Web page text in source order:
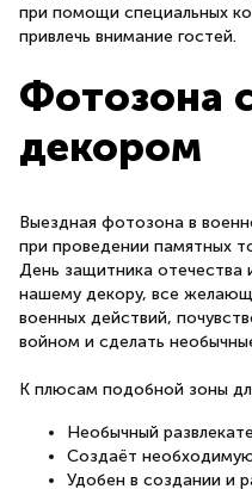
при помощи специальных
привлечь внимание гостей.
Фотозона
декором
Выездная фотозона в
при проведении памятных
День защитника отечества
нашему декору, все
военных действий,
войном и сделать
К плюсам подобной зоны
Необычный
Создаёт
Удобен в создании и